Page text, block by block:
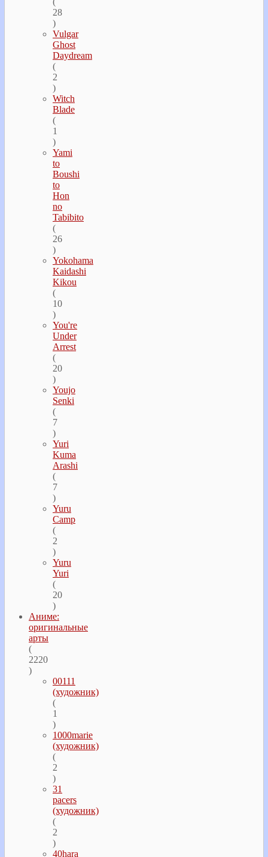
28
)
Vulgar
Ghost
Daydream
(
2
)
Witch
Blade
(
1
)
Yami
to
Boushi
to
Hon
no
Tabibito
(
26
)
Yokohama
Kaidashi
Kikou
(
10
)
You're
Under
Arrest
(
20
)
Youjo
Senki
(
7
)
Yuri
Kuma
Arashi
(
7
)
Yuru
Camp
(
2
)
Yuru
Yuri
(
20
)
Аниме:
оригинальные
арты
(
2220
)
00111
(художник)
(
1
)
1000marie
(художник)
(
2
)
31
pacers
(художник)
(
2
)
40hara